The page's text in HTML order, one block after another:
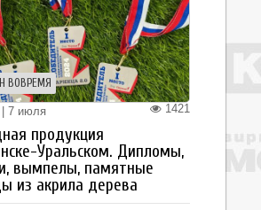
ВОВРЕМЯ
1421
| 7 июля
продукция
Уральском. Дипломы,
вымпелы, памятные
из акрила дерева